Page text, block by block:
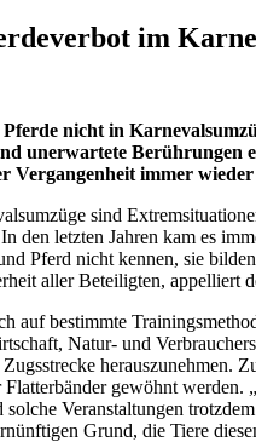
im
nicht in
unerwartete
immer wieder
sind
den letzten Jahren kam es
Pferd nicht kennen, sie
aller Beteiligten,
auf bestimmte
Natur- und
gewöhnt
Veranstaltungen
Grund, die Tiere